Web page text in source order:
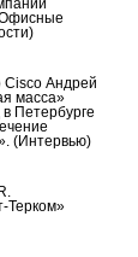
Андрей
масса»
Петербурге
(Интервью)
Терком»